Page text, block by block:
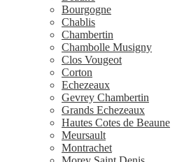
Bourgogne
Chablis
Chambertin
Chambolle Musigny
Clos Vougeot
Corton
Echezeaux
Gevrey Chambertin
Grands Echezeaux
Hautes Cotes de Beaune
Meursault
Montrachet